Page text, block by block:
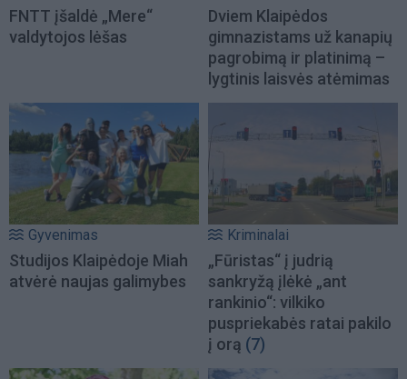
FNTT įšaldė „Mere“
valdytojos lėšas
Dviem Klaipėdos
gimnazistams už kanapių
pagrobimą ir platinimą –
lygtinis laisvės atėmimas
Gyvenimas
Studijos Klaipėdoje Miah
atvėrė naujas galimybes
Kriminalai
„Fūristas“ į judrią
sankryžą įlėkė „ant
rankinio“: vilkiko
puspriekabės ratai pakilo
į orą (7)